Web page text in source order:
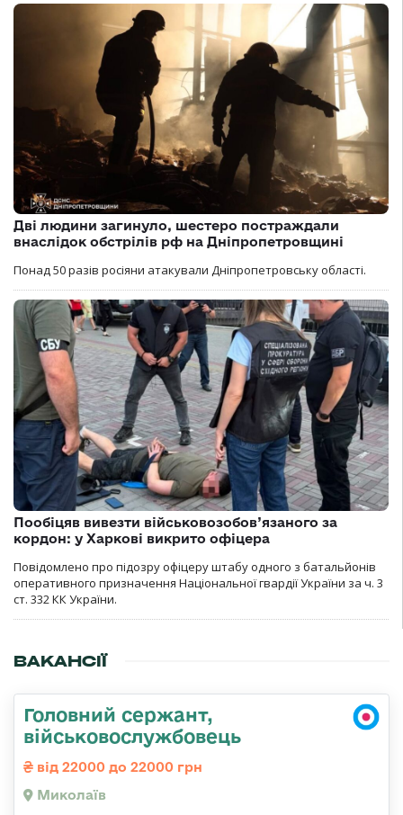
Дві людини загинуло, шестеро постраждали
внаслідок обстрілів рф на Дніпропетровщині
Понад 50 разів росіяни атакували Дніпропетровську області.
Пообіцяв вивезти військовозобов’язаного за
кордон: у Харкові викрито офіцера
Повідомлено про підозру офіцеру штабу одного з батальйонів
оперативного призначення Національної гвардії України за ч. 3
ст. 332 КК України.
ВАКАНСІЇ
Головний сержант,
військовослужбовець
від 22000 до 22000 грн
Миколаїв